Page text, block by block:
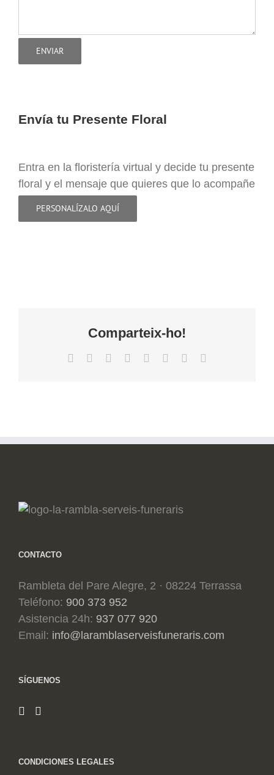
Envía tu Presente Floral
Entra en la floristería virtual y decide tu presente
floral y el mensaje que quieres que lo acompañe
PERSONALÍZALO AQUÍ
Comparteix-ho!
Facebook RedditLinkedIn
TumblrPinterest
CONTACTO
Rambleta del Pare Alegre, 2 · 08224 Terrassa
Teléfono: 900 373 952
Asistencia 24h: 937 077 920
Email: info@laramblaserveisfuneraris.com
SÍGUENOS
CONDICIONES LEGALES